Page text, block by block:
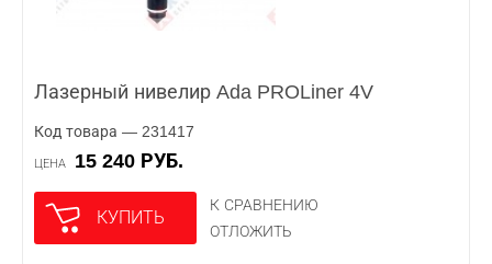
Лазерный нивелир Ada PROLiner 4V
Код товара — 231417
ЦЕНА 15 240 РУБ.
КУПИТЬ
К СРАВНЕНИЮ
ОТЛОЖИТЬ